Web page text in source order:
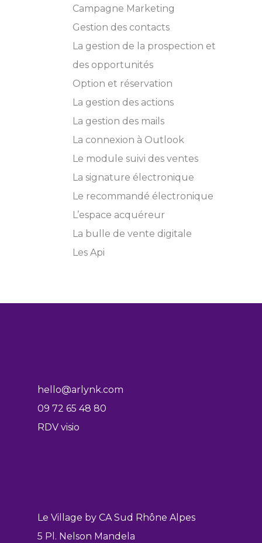
Campagne Marketing
Gestion des contacts
La gestion de la prospection et
des opportunités
Option et réservation
La gestion des actions
La gestion des mails
La connexion à Outlook
Le module suivi des ventes
La signature électronique
Le recommandé électronique
L’espace acquéreur
La bulle de vente digitale
Les Api
hello@arlynk.com
09 72 65 48 80
RDV visio
Le Village by CA Sud Rhône Alpes
5 Pl. Nelson Mandela